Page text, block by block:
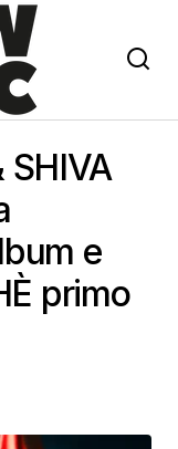
LUCHÈ primo
SHIVA
e
primo